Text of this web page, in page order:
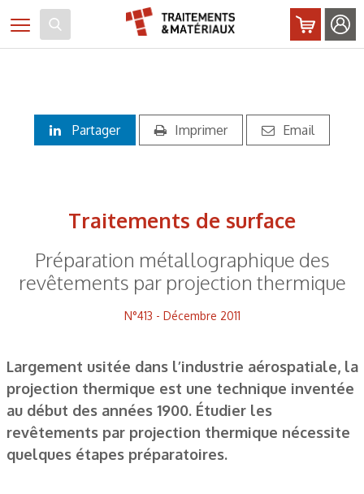
Toggle navigation
Partager Imprimer Email
Traitements de surface
Préparation métallographique des
revêtements par projection thermique
N°413 - Décembre 2011
Largement usitée dans l’industrie aérospatiale, la
projection thermique est une technique inventée
au début des années 1900. Étudier les
revêtements par projection thermique nécessite
quelques étapes préparatoires.
Panneau de gestion des cookies